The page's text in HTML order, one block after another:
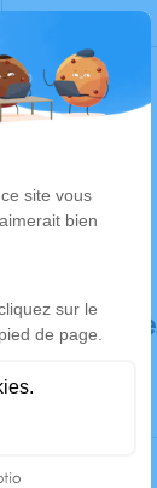
Déroulé